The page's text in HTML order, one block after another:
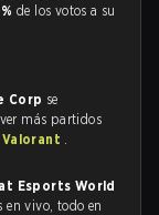
de los votos a su
Corp se
más partidos
.
Esports World
en vivo, todo en